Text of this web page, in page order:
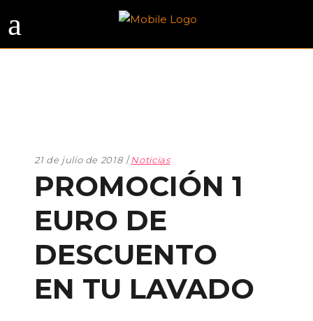
21 de julio de 2018 Noticias
PROMOCIÓN 1
EURO DE
DESCUENTO
EN TU LAVADO